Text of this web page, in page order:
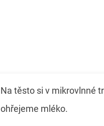
Na těsto si v mikrovlnné
ohřejeme mléko.